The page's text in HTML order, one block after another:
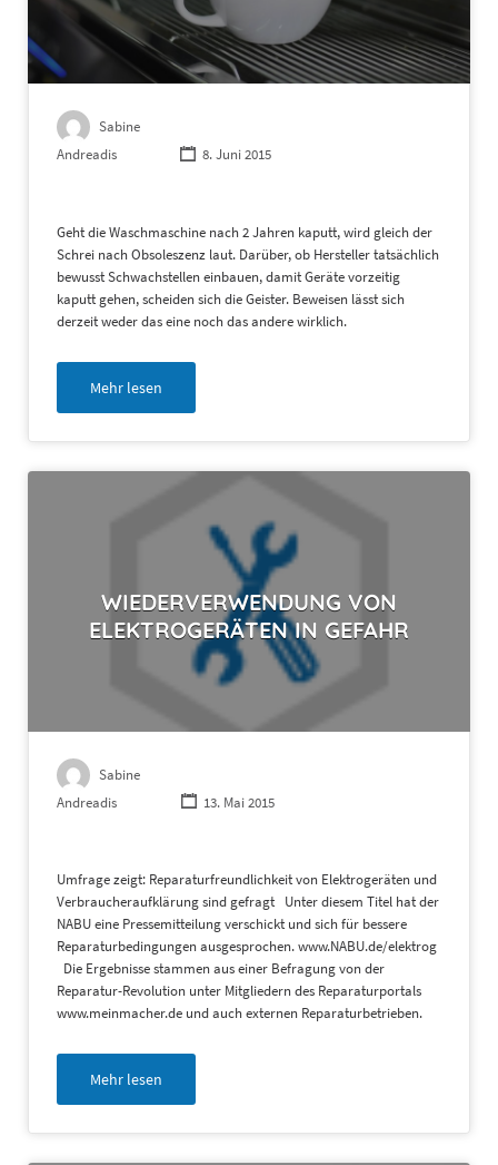
Sabine
Andreadis
8. Juni 2015
Geht die Waschmaschine nach 2 Jahren kaputt, wird gleich der
Schrei nach Obsoleszenz laut. Darüber, ob Hersteller tatsächlich
bewusst Schwachstellen einbauen, damit Geräte vorzeitig
kaputt gehen, scheiden sich die Geister. Beweisen lässt sich
derzeit weder das eine noch das andere wirklich.
Mehr lesen
WIEDERVERWENDUNG VON
ELEKTROGERÄTEN IN GEFAHR
Sabine
Andreadis
13. Mai 2015
Umfrage zeigt: Reparaturfreundlichkeit von Elektrogeräten und
Verbraucheraufklärung sind gefragt Unter diesem Titel hat der
NABU eine Pressemitteilung verschickt und sich für bessere
Reparaturbedingungen ausgesprochen. www.NABU.de/elektrog
Die Ergebnisse stammen aus einer Befragung von der
Reparatur-Revolution unter Mitgliedern des Reparaturportals
www.meinmacher.de und auch externen Reparaturbetrieben.
Mehr lesen